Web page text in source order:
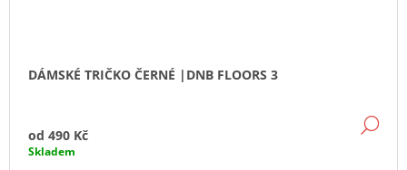
DÁMSKÉ TRIČKO ČERNÉ |DNB FLOORS 3
od 490 Kč
Skladem